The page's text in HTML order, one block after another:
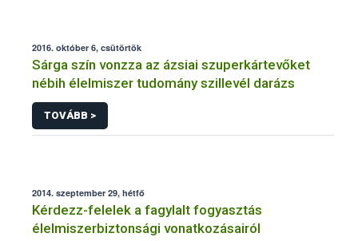
2016. október 6, csütörtök
Sárga szín vonzza az ázsiai szuperkártevőket
nébih élelmiszer tudomány szillevél darázs
TOVÁBB >
2014. szeptember 29, hétfő
Kérdezz-felelek a fagylalt fogyasztás
élelmiszerbiztonsági vonatkozásairól